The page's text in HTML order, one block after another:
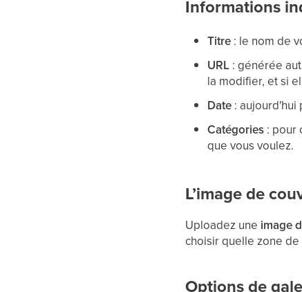
Informations
Titre : le nom de
URL : générée
la modifier, et si
Date : aujourd'hui
Catégories : pour
que vous voulez.
L’image de
Uploadez une image
choisir quelle zone
Options de